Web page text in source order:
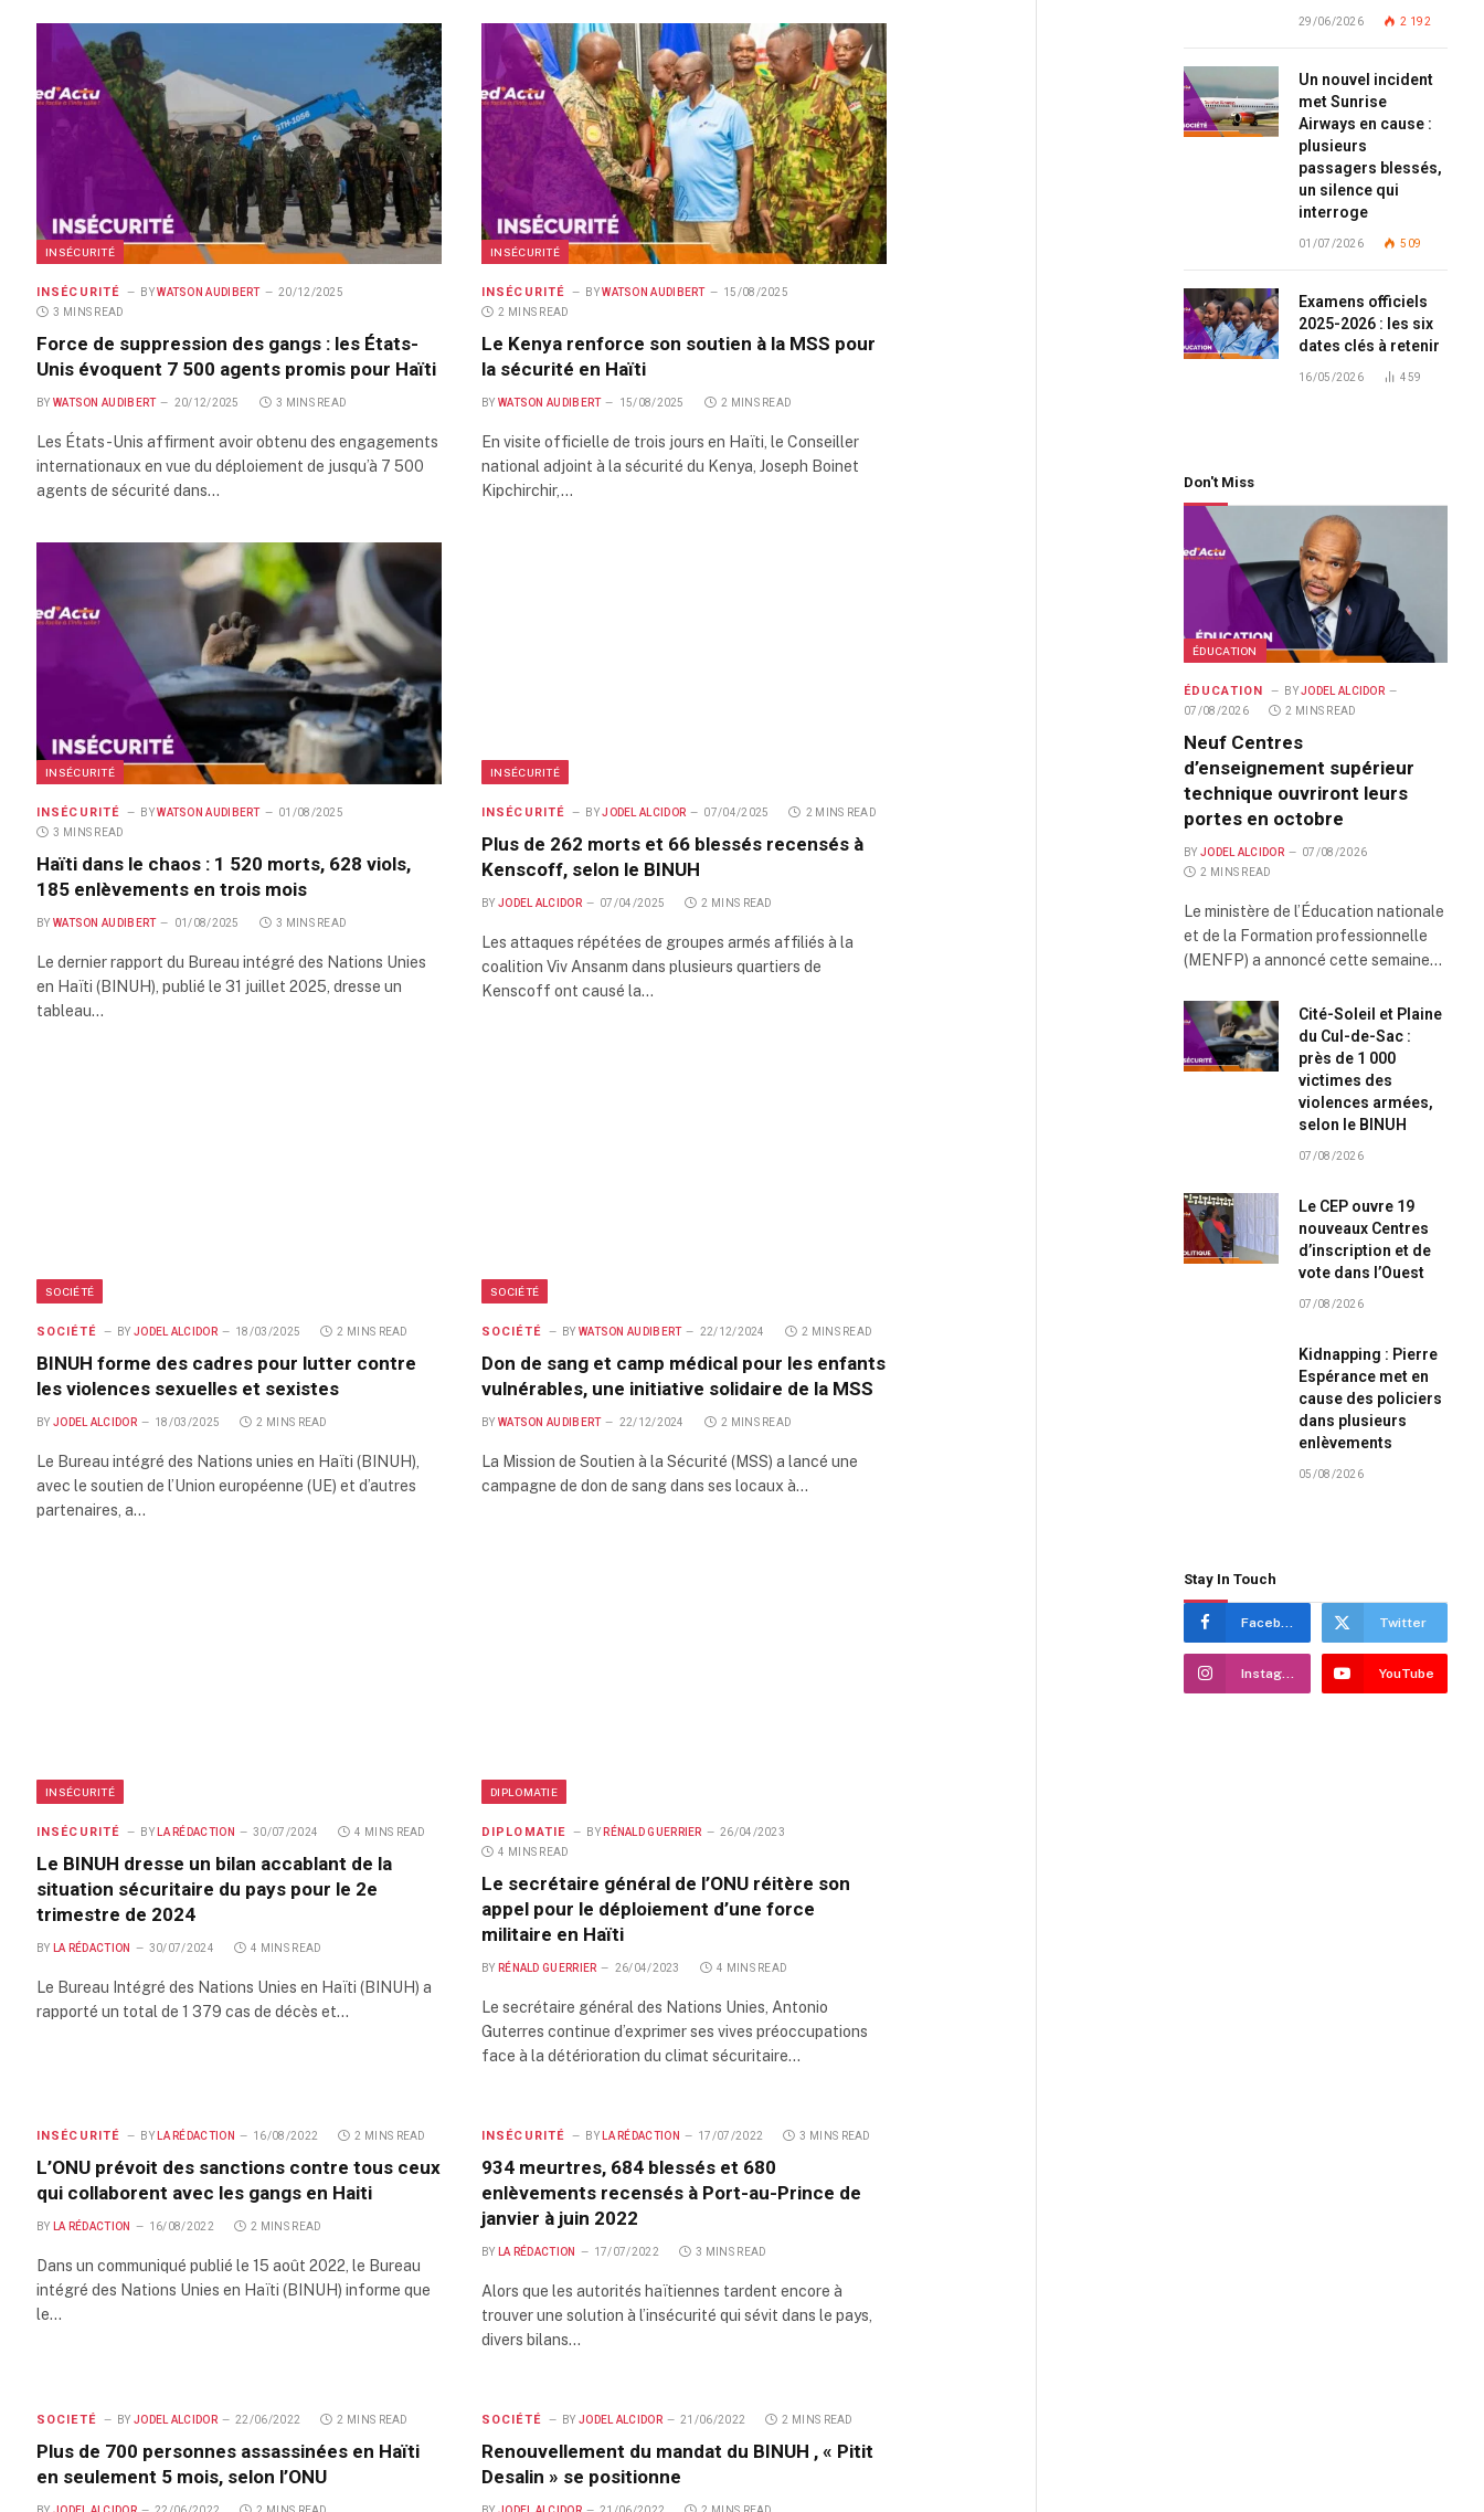
INSÉCURITÉ
INSÉCURITÉ BY WATSON AUDIBERT
20/12/2025
3 MINS READ
Force de suppression des gangs : les États-
Unis évoquent 7 500 agents promis pour Haïti
BY WATSON AUDIBERT 20/12/2025 3 MINS READ
Les États-Unis affirment avoir obtenu des engagements
internationaux en vue du déploiement de jusqu’à 7 500
agents de sécurité dans…
INSÉCURITÉ
INSÉCURITÉ BY WATSON AUDIBERT
15/08/2025
2 MINS READ
Le Kenya renforce son soutien à la MSS pour
la sécurité en Haïti
BY WATSON AUDIBERT 15/08/2025 2 MINS READ
En visite officielle de trois jours en Haïti, le Conseiller
national adjoint à la sécurité du Kenya, Joseph Boinet
Kipchirchir,…
INSÉCURITÉ
INSÉCURITÉ BY WATSON AUDIBERT
01/08/2025
3 MINS READ
Haïti dans le chaos : 1 520 morts, 628 viols,
185 enlèvements en trois mois
BY WATSON AUDIBERT 01/08/2025 3 MINS READ
Le dernier rapport du Bureau intégré des Nations Unies
en Haïti (BINUH), publié le 31 juillet 2025, dresse un
tableau…
INSÉCURITÉ
INSÉCURITÉ BY JODEL ALCIDOR 07/04/2025 2 MINS READ
Plus de 262 morts et 66 blessés recensés à
Kenscoff, selon le BINUH
BY JODEL ALCIDOR 07/04/2025 2 MINS READ
Les attaques répétées de groupes armés affiliés à la
coalition Viv Ansanm dans plusieurs quartiers de
Kenscoff ont causé la…
SOCIÉTÉ
SOCIÉTÉ BY JODEL ALCIDOR 18/03/2025 2 MINS READ
BINUH forme des cadres pour lutter contre
les violences sexuelles et sexistes
BY JODEL ALCIDOR 18/03/2025 2 MINS READ
Le Bureau intégré des Nations unies en Haïti (BINUH),
avec le soutien de l’Union européenne (UE) et d’autres
partenaires, a…
SOCIÉTÉ
SOCIÉTÉ BY WATSON AUDIBERT 22/12/2024 2 MINS READ
Don de sang et camp médical pour les enfants
vulnérables, une initiative solidaire de la MSS
BY WATSON AUDIBERT 22/12/2024 2 MINS READ
La Mission de Soutien à la Sécurité (MSS) a lancé une
campagne de don de sang dans ses locaux à…
INSÉCURITÉ
INSÉCURITÉ BY LA RÉDACTION 30/07/2024 4 MINS READ
Le BINUH dresse un bilan accablant de la
situation sécuritaire du pays pour le 2e
trimestre de 2024
BY LA RÉDACTION 30/07/2024 4 MINS READ
Le Bureau Intégré des Nations Unies en Haïti (BINUH) a
rapporté un total de 1 379 cas de décès et…
DIPLOMATIE
DIPLOMATIE BY RÉNALD GUERRIER
26/04/2023
4 MINS READ
Le secrétaire général de l’ONU réitère son
appel pour le déploiement d’une force
militaire en Haïti
BY RÉNALD GUERRIER 26/04/2023 4 MINS READ
Le secrétaire général des Nations Unies, Antonio
Guterres continue d’exprimer ses vives préoccupations
face à la détérioration du climat sécuritaire…
INSÉCURITÉ BY LA RÉDACTION 16/08/2022 2 MINS READ
L’ONU prévoit des sanctions contre tous ceux
qui collaborent avec les gangs en Haiti
BY LA RÉDACTION 16/08/2022 2 MINS READ
Dans un communiqué publié le 15 août 2022, le Bureau
intégré des Nations Unies en Haïti (BINUH) informe que
le…
INSÉCURITÉ BY LA RÉDACTION 17/07/2022 3 MINS READ
934 meurtres, 684 blessés et 680
enlèvements recensés à Port-au-Prince de
janvier à juin 2022
BY LA RÉDACTION 17/07/2022 3 MINS READ
Alors que les autorités haïtiennes tardent encore à
trouver une solution à l’insécurité qui sévit dans le pays,
divers bilans…
SOCIETÉ BY JODEL ALCIDOR 22/06/2022 2 MINS READ
Plus de 700 personnes assassinées en Haïti
en seulement 5 mois, selon l’ONU
SOCIÉTÉ BY JODEL ALCIDOR 21/06/2022 2 MINS READ
Renouvellement du mandat du BINUH , « Pitit
Desalin » se positionne
29/06/2026 2 192
Un nouvel incident
met Sunrise
Airways en cause :
plusieurs
passagers blessés,
un silence qui
interroge
01/07/2026 509
Examens officiels
2025-2026 : les six
dates clés à retenir
16/05/2026 459
Don't Miss
ÉDUCATION
ÉDUCATION BY JODEL ALCIDOR
07/08/2026
2 MINS READ
Neuf Centres
d’enseignement supérieur
technique ouvriront leurs
portes en octobre
BY JODEL ALCIDOR
07/08/2026
2 MINS READ
Le ministère de l’Éducation nationale
et de la Formation professionnelle
(MENFP) a annoncé cette semaine…
Cité-Soleil et Plaine
du Cul-de-Sac :
près de 1 000
victimes des
violences armées,
selon le BINUH
07/08/2026
Le CEP ouvre 19
nouveaux Centres
d’inscription et de
vote dans l’Ouest
07/08/2026
Kidnapping : Pierre
Espérance met en
cause des policiers
dans plusieurs
enlèvements
05/08/2026
Stay In Touch
Twitter
YouTube